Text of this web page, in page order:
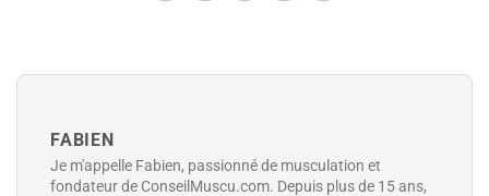
FABIEN
Je m'appelle Fabien, passionné de musculation et
fondateur de ConseilMuscu.com. Depuis plus de 15 ans,